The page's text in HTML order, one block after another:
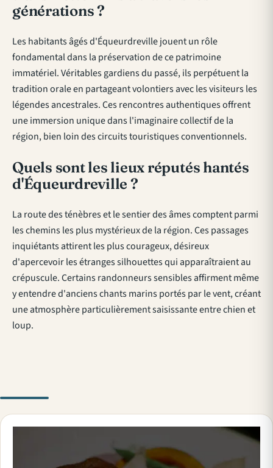
générations ?
Les habitants âgés d'Équeurdreville jouent un rôle
fondamental dans la préservation de ce patrimoine
immatériel. Véritables gardiens du passé, ils perpétuent la
tradition orale en partageant volontiers avec les visiteurs les
légendes ancestrales. Ces rencontres authentiques offrent
une immersion unique dans l'imaginaire collectif de la
région, bien loin des circuits touristiques conventionnels.
Quels sont les lieux réputés hantés
d'Équeurdreville ?
La route des ténèbres et le sentier des âmes comptent parmi
les chemins les plus mystérieux de la région. Ces passages
inquiétants attirent les plus courageux, désireux
d'apercevoir les étranges silhouettes qui apparaîtraient au
crépuscule. Certains randonneurs sensibles affirment même
y entendre d'anciens chants marins portés par le vent, créant
une atmosphère particulièrement saisissante entre chien et
loup.